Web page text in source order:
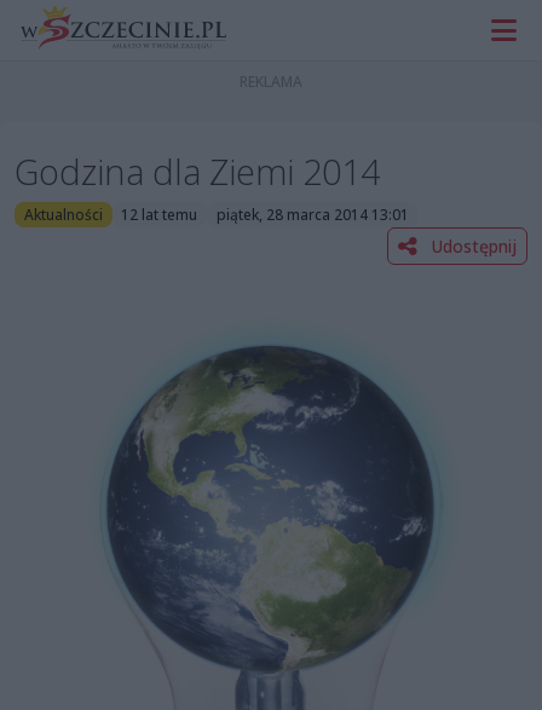
Godzina dla Ziemi 2014
Aktualności 12 lat temu piątek, 28 marca 2014 13:01
Udostępnij